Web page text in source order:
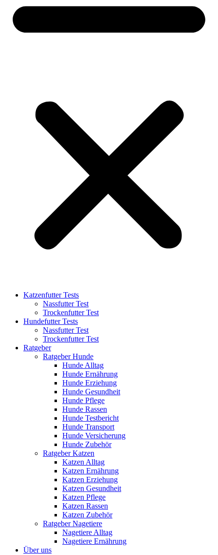
Katzenfutter Tests
Nassfutter Test
Trockenfutter Test
Hundefutter Tests
Nassfutter Test
Trockenfutter Test
Ratgeber
Ratgeber Hunde
Hunde Alltag
Hunde Ernährung
Hunde Erziehung
Hunde Gesundheit
Hunde Pflege
Hunde Rassen
Hunde Testbericht
Hunde Transport
Hunde Versicherung
Hunde Zubehör
Ratgeber Katzen
Katzen Alltag
Katzen Ernährung
Katzen Erziehung
Katzen Gesundheit
Katzen Pflege
Katzen Rassen
Katzen Zubehör
Ratgeber Nagetiere
Nagetiere Alltag
Nagetiere Ernährung
Über uns